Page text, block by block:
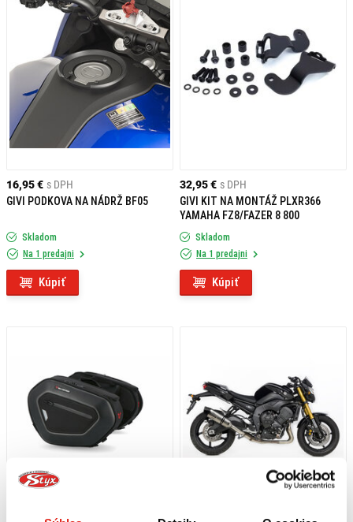
16,95 € s DPH
GIVI PODKOVA NA NÁDRŽ BF05
Skladom
Na 1 predajni
Kúpiť
32,95 € s DPH
GIVI KIT NA MONTÁŽ PLXR366
YAMAHA FZ8/FAZER 8 800
Skladom
Na 1 predajni
Kúpiť